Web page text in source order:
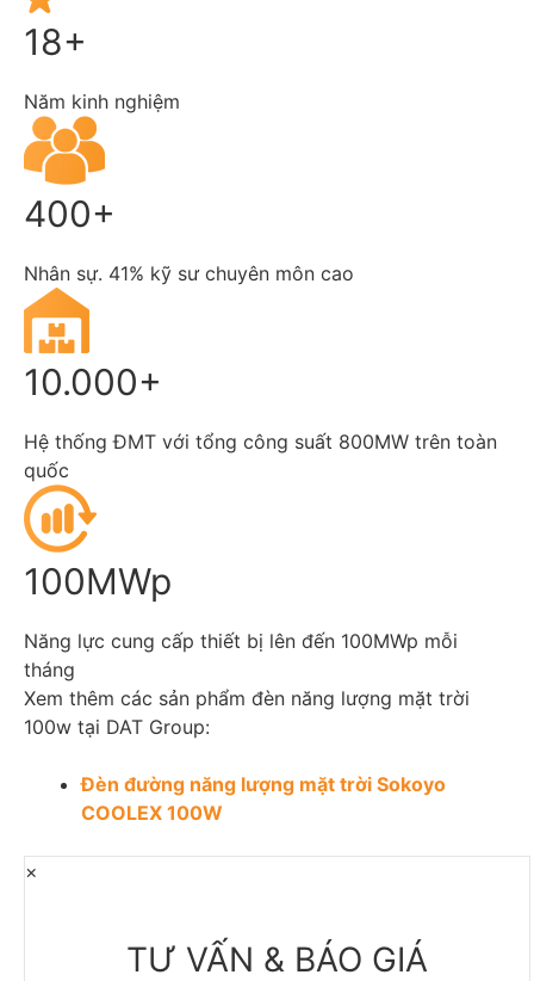
18+
Năm kinh nghiệm
400+
Nhân sự. 41% kỹ sư chuyên môn cao
10.000+
Hệ thống ĐMT với tổng công suất 800MW trên toàn
quốc
100MWp
Năng lực cung cấp thiết bị lên đến 100MWp mỗi
tháng
Xem thêm các sản phẩm đèn năng lượng mặt trời
100w tại DAT Group:
Đèn đường năng lượng mặt trời Sokoyo
COOLEX 100W
×
TƯ VẤN & BÁO GIÁ